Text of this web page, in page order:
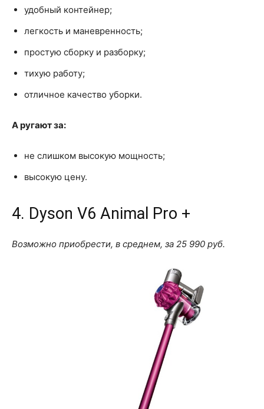
удобный контейнер;
легкость и маневренность;
простую сборку и разборку;
тихую работу;
отличное качество уборки.
А ругают за:
не слишком высокую мощность;
высокую цену.
4. Dyson V6 Animal Pro +
Возможно приобрести, в среднем, за 25 990 руб.